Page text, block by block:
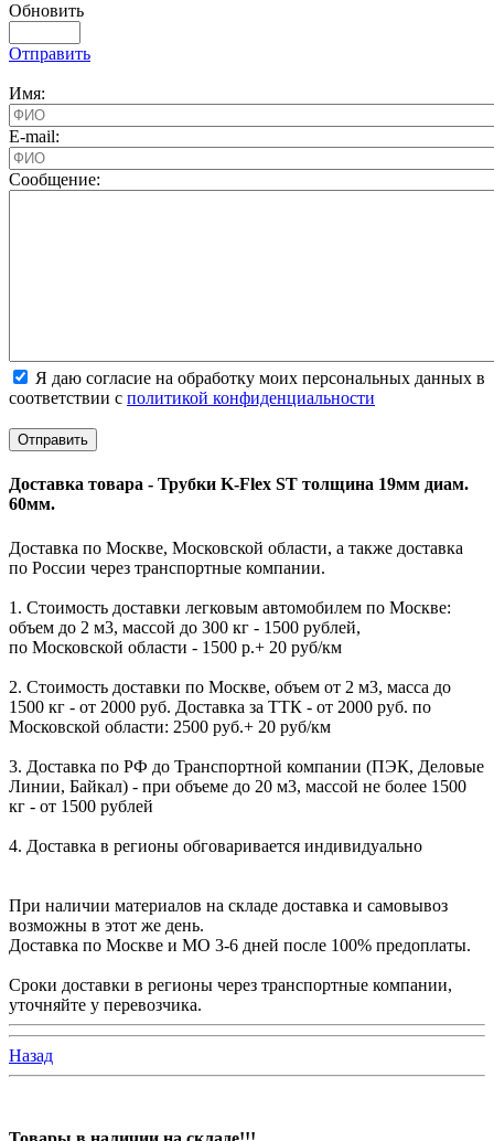
Обновить
Отправить
Имя:
E-mail:
Cообщение:
Я даю согласие на обработку моих персональных данных в
соответствии с политикой конфиденциальности
Доставка товара - Трубки K-Flex ST толщина 19мм диам.
60мм.
Доставка по Москве, Московской области, а также доставка
по России через транспортные компании.
1. Стоимость доставки легковым автомобилем по Москве:
объем до 2 м3, массой до 300 кг - 1500 рублей,
по Московской области - 1500 р.+ 20 руб/км
2. Стоимость доставки по Москве, объем от 2 м3, масса до
1500 кг - от 2000 руб. Доставка за ТТК - от 2000 руб. по
Московской области: 2500 руб.+ 20 руб/км
3. Доставка по РФ до Транспортной компании (ПЭК, Деловые
Линии, Байкал) - при объеме до 20 м3, массой не более 1500
кг - от 1500 рублей
4. Доставка в регионы обговаривается индивидуально
При наличии материалов на складе доставка и самовывоз
возможны в этот же день.
Доставка по Москве и МО 3-6 дней после 100% предоплаты.
Сроки доставки в регионы через транспортные компании,
уточняйте у перевозчика.
Назад